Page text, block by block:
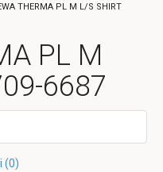
THERMA PL M L/S SHIRT
PL M
6687
(0)